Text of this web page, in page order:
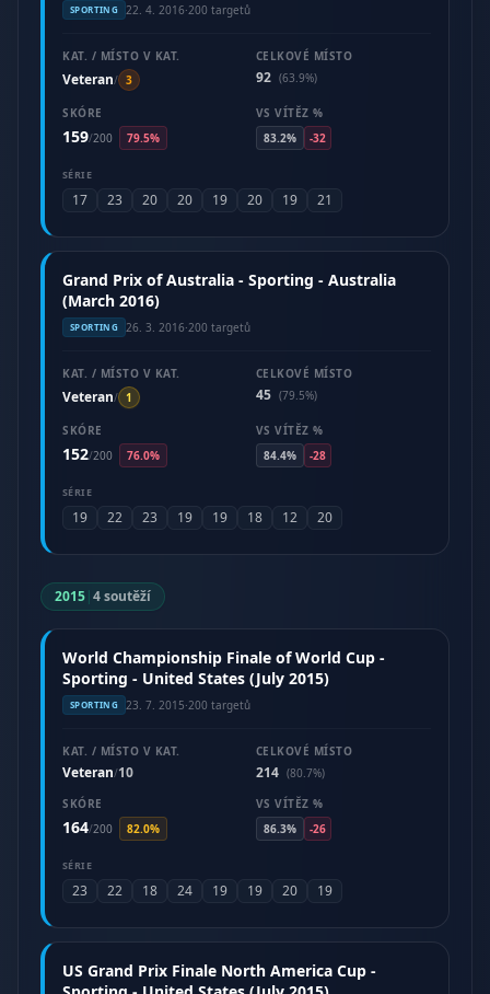
SPORTING 22. 4. 2016·200 targetů
KAT. / MÍSTO V KAT.
Veteran/ 3
CELKOVÉ MÍSTO
92 (63.9%)
SKÓRE
159/200 79.5%
VS VÍTĚZ %
83.2%
-32
SÉRIE
17 23 20 20 19 20 19 21
Grand Prix of Australia - Sporting - Australia
(March 2016)
SPORTING 26. 3. 2016·200 targetů
KAT. / MÍSTO V KAT.
Veteran/ 1
CELKOVÉ MÍSTO
45 (79.5%)
SKÓRE
152/200 76.0%
VS VÍTĚZ %
84.4%
-28
SÉRIE
19 22 23 19 19 18 12 20
2015|4 soutěží
World Championship Finale of World Cup -
Sporting - United States (July 2015)
SPORTING 23. 7. 2015·200 targetů
KAT. / MÍSTO V KAT.
Veteran/10
CELKOVÉ MÍSTO
214 (80.7%)
SKÓRE
164/200 82.0%
VS VÍTĚZ %
86.3%
-26
SÉRIE
23 22 18 24 19 19 20 19
US Grand Prix Finale North America Cup -